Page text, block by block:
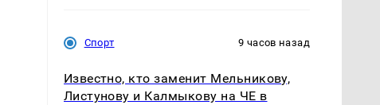
Спорт 9 часов назад
Известно, кто заменит Мельникову,
Листунову и Калмыкову на ЧЕ в